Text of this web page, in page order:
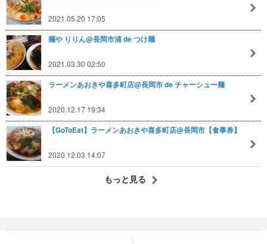
2021.05.20 17:05
麺や りりん@長岡市浦 de つけ麺
2021.03.30 02:50
ラーメンあおきや喜多町店@長岡市 de チャーシュー麺
2020.12.17 19:34
【GoToEat】ラーメンあおきや喜多町店@長岡市【食事券】
2020.12.03 14:07
もっと見る